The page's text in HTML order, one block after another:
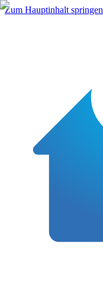
Zum Hauptinhalt springen